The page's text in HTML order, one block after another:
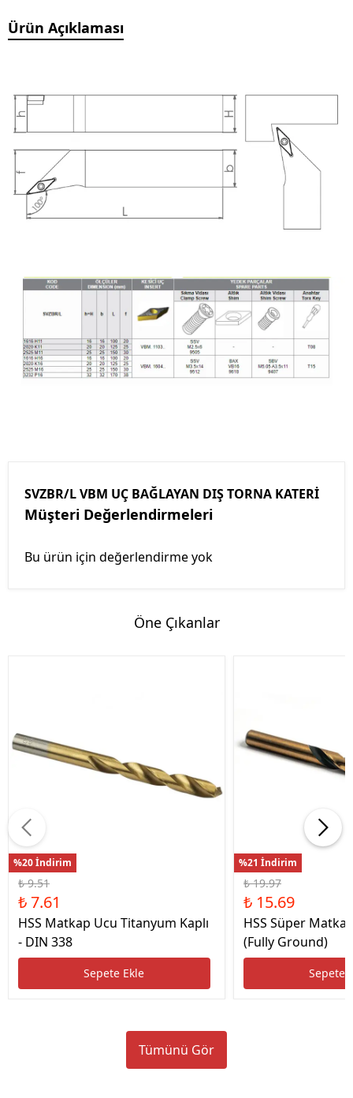
Ürün Açıklaması
SVZBR/L VBM UÇ BAĞLAYAN DIŞ TORNA KATERİ
Müşteri Değerlendirmeleri
Bu ürün için değerlendirme yok
Öne Çıkanlar
%20 İndirim
₺ 9.51
₺ 7.61
HSS Matkap Ucu Titanyum Kaplı
- DIN 338
Sepete Ekle
%21 İndirim
₺ 19.97
₺ 15.69
HSS Süper
(Fully Ground)
Sepete
Tümünü Gör